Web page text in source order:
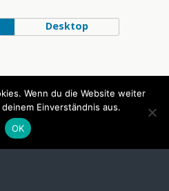
Desktop
Wenn du die Website weiter
Einverständnis aus.
OK